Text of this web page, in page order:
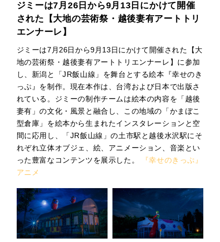
ジミーは7月26日から9月13日にかけて開催
された【大地の芸術祭・越後妻有アートトリ
エンナーレ】
ジミーは7月26日から9月13日にかけて開催された【大
地の芸術祭・越後妻有アートトリエンナーレ】に参加
し、新潟と「JR飯山線」を舞台とする絵本『幸せのき
っぷ』を制作。現在本作は、台湾および日本で出版さ
れている。ジミーの制作チームは絵本の内容を「越後
妻有」の文化・風景と融合し、この地域の「かまぼこ
型倉庫」を絵本から生まれたインスタレーションと空
間に応用し、「JR飯山線」の土市駅と越後水沢駅にそ
れぞれ立体オブジェ、絵、アニメーション、音楽とい
った豊富なコンテンツを展示した。
『幸せのきっぷ』
アニメ